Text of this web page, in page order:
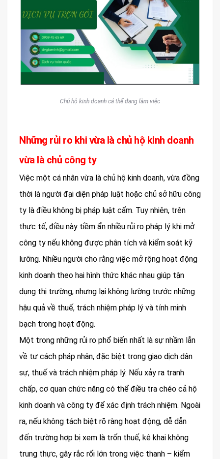
Chủ hộ kinh doanh cá thể đang làm việc
Những rủi ro khi vừa là chủ hộ kinh doanh
vừa là chủ công ty
Việc một cá nhân vừa là chủ hộ kinh doanh, vừa đồng
thời là người đại diện pháp luật hoặc chủ sở hữu công
ty là điều không bị pháp luật cấm. Tuy nhiên, trên
thực tế, điều này tiềm ẩn nhiều rủi ro pháp lý khi mở
công ty nếu không được phân tích và kiểm soát kỹ
lưỡng. Nhiều người cho rằng việc mở rộng hoạt động
kinh doanh theo hai hình thức khác nhau giúp tận
dụng thị trường, nhưng lại không lường trước những
hậu quả về thuế, trách nhiệm pháp lý và tính minh
bạch trong hoạt động.
Một trong những rủi ro phổ biến nhất là sự nhầm lẫn
về tư cách pháp nhân, đặc biệt trong giao dịch dân
sự, thuế và trách nhiệm pháp lý. Nếu xảy ra tranh
chấp, cơ quan chức năng có thể điều tra chéo cả hộ
kinh doanh và công ty để xác định trách nhiệm. Ngoài
ra, nếu không tách biệt rõ ràng hoạt động, dễ dẫn
đến trường hợp bị xem là trốn thuế, kê khai không
trung thực, gây rắc rối lớn trong việc thanh – kiểm